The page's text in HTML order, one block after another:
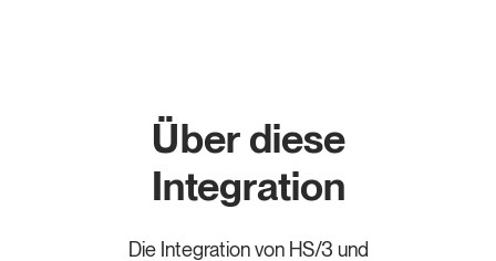
Über diese
Integration
Die Integration von HS/3 und